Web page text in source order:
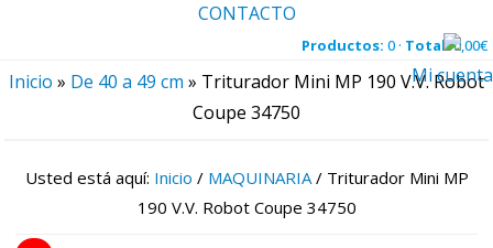
CONTACTO
Mi cuenta
Productos: 0 · Total:0,00€
Inicio » De 40 a 49 cm » Triturador Mini MP 190 V.V. Robot
Coupe 34750
Usted está aquí: Inicio / MAQUINARIA /Triturador Mini MP
190 V.V. Robot Coupe 34750